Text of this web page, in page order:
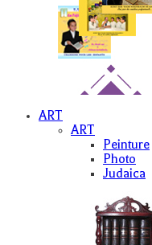
ART
ART
Peinture
Photo
Judaica